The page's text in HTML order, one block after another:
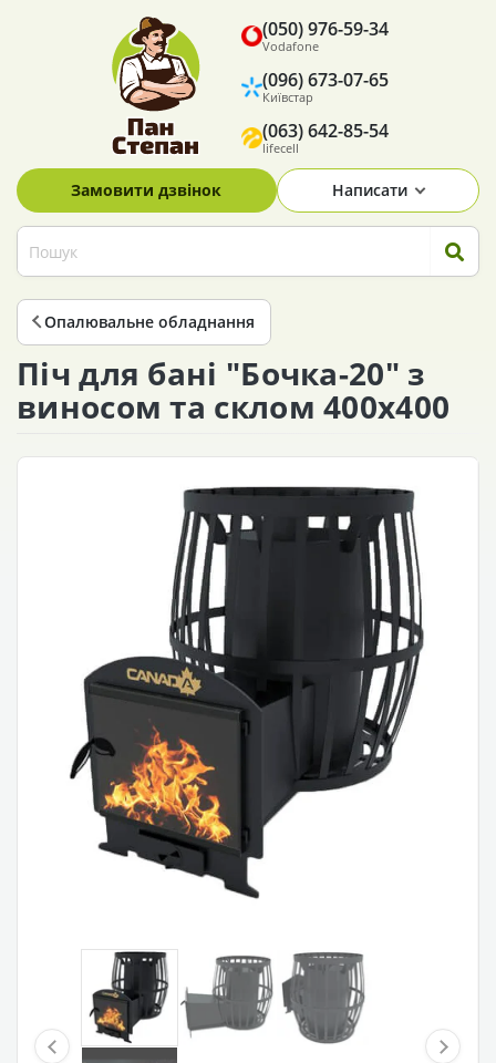
Vodafone
(050) 976-59-34
Київстар
(096) 673-07-65
lifecell
(063) 642-85-54
Замовити дзвінок Написати
Опалювальне обладнання
Піч для бані "Бочка-20" з
виносом та склом 400х400